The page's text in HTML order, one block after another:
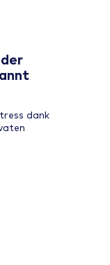
dank